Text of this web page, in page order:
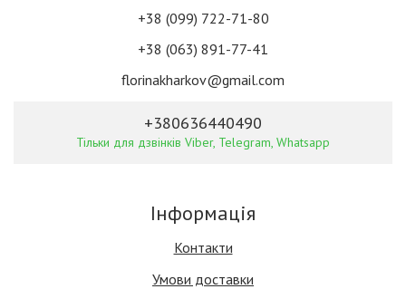
+38 (099) 722-71-80
+38 (063) 891-77-41
florinakharkov@gmail.com
+380636440490
Тільки для дзвінків Viber, Telegram, Whatsapp
Інформація
Контакти
Умови доставки